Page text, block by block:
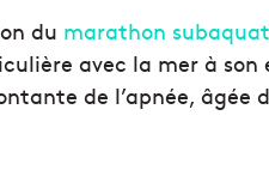
du marathon
avec la mer à
de l’apnée, âgée